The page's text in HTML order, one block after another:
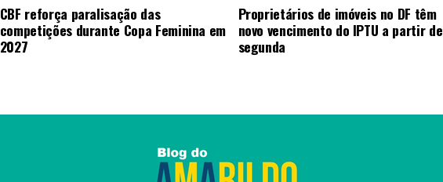
CBF reforça paralisação das
competições durante Copa Feminina em
2027
Proprietários de imóveis no DF têm
novo vencimento do IPTU a partir de
segunda